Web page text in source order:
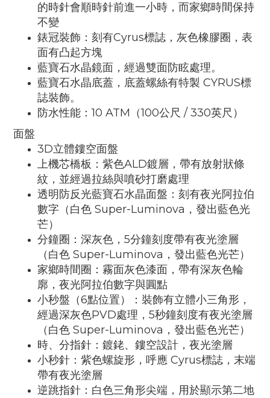
的時針會順時針前進一小時，而家鄉時間保持
不變
錶冠裝飾：刻有Cyrus標誌，灰色橡膠圈，表
面有凸起方塊
藍寶石水晶鏡面，經過雙面防眩處理。
藍寶石水晶底蓋，底蓋螺絲有特製 CYRUS標
誌裝飾。
防水性能：10 ATM（100公尺 / 330英尺）
面盤
3D立體鏤空面盤
上機芯橋板：紫色ALD鍍層，帶有放射狀條
紋，並經過拉絲與噴砂打磨處理
透明防反光藍寶石水晶面盤：刻有夜光阿拉伯
數字（白色 Super-Luminova，發出藍色光
芒）
分鐘圈：深灰色，5分鐘刻度帶有夜光塗層
（白色 Super-Luminova，發出藍色光芒）
家鄉時間圈：霧面灰色漆面，帶有深灰色輪
廓，夜光阿拉伯數字與圓點
小秒盤（6點位置）：裝飾有立體小三角形，
經過深灰色PVD處理，5秒鐘刻度有夜光塗層
（白色 Super-Luminova，發出藍色光芒）
時、分指針：鍍銠、鏤空設計，夜光塗層
小秒針：紫色螺旋形，呼應 Cyrus標誌，末端
帶有夜光塗層
逆跳指針：白色三角形尖端，用於顯示第二地